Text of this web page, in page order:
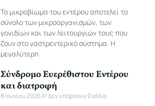
Το μικροβίωμα του εντέρου αποτελεί το
σύνολο των μικροοργανισμών, των
γονιδίων και των λειτουργιών τους που
ζουν στο γαστρεντερικό σύστημα. Η
μεγαλύτερη
Σύνδρομο Ευερέθιστου Εντέρου
και διατροφή
8 Ιουνίου 2026 Δεν υπάρχουν Σχόλια